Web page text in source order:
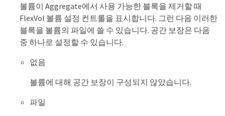
볼륨이 Aggregate에서 사용 가능한 블록을 제거할 때
FlexVol 볼륨 설정 컨트롤을 표시합니다. 그런 다음 이러한
블록을 볼륨의 파일에 쓸 수 있습니다. 공간 보장은 다음
중 하나로 설정할 수 있습니다.
없음
볼륨에 대해 공간 보장이 구성되지 않았습니다.
파일